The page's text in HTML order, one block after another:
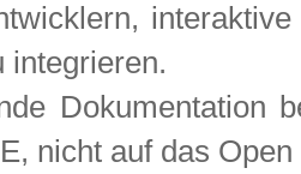
integrieren.
Dokumentation
nicht auf das